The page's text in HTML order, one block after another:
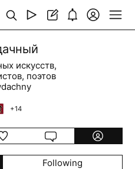
искусств,
поэтов
+14
Following